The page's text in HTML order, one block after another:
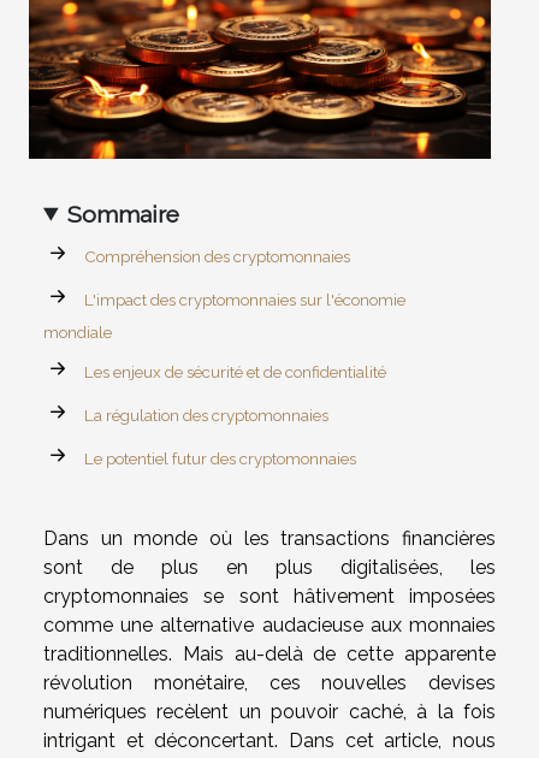
Sommaire
Compréhension des cryptomonnaies
L'impact des cryptomonnaies sur l'économie
mondiale
Les enjeux de sécurité et de confidentialité
La régulation des cryptomonnaies
Le potentiel futur des cryptomonnaies
Dans un monde où les transactions financières
sont de plus en plus digitalisées, les
cryptomonnaies se sont hâtivement imposées
comme une alternative audacieuse aux monnaies
traditionnelles. Mais au-delà de cette apparente
révolution monétaire, ces nouvelles devises
numériques recèlent un pouvoir caché, à la fois
intrigant et déconcertant. Dans cet article, nous